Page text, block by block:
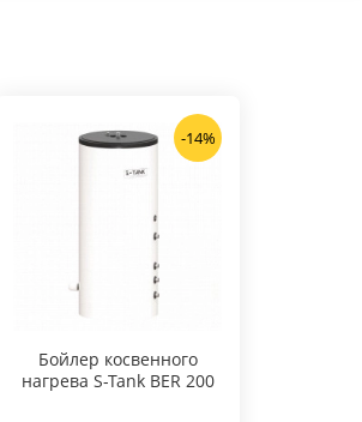
-14%
Бойлер косвенного
нагрева S-Tank BER 200